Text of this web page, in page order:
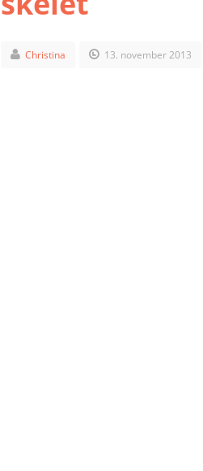
Christina 13. november 2013